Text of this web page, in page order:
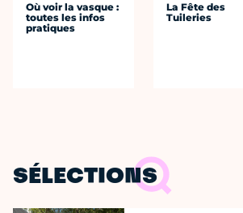
Où voir la vasque :
toutes les infos
pratiques
La Fête des
Tuileries
SÉLECTIONS